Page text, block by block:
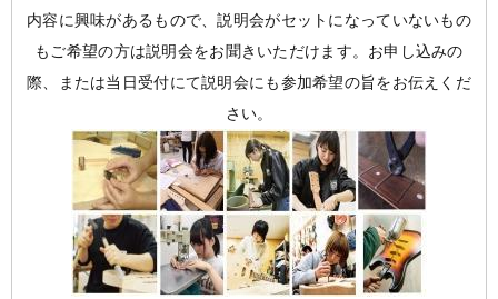
内容に興味があるもので、説明会がセットになっていないもの
もご希望の方は説明会をお聞きいただけます。お申し込みの
際、または当日受付にて説明会にも参加希望の旨をお伝えくだ
さい。